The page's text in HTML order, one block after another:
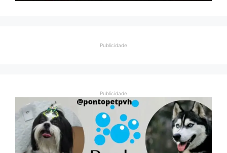
Publicidade
Publicidade